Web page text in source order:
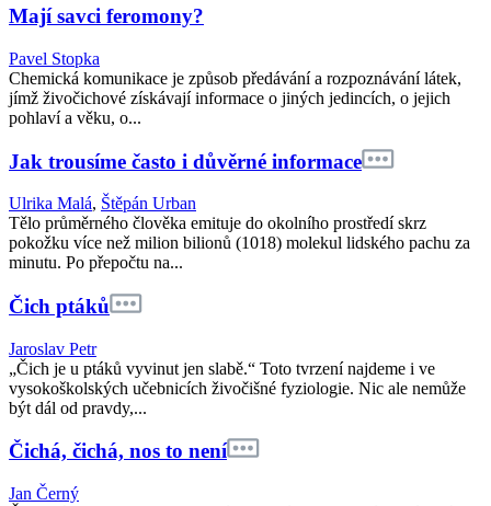
Mají savci feromony?
Pavel Stopka
Chemická komunikace je způsob předávání a rozpoznávání látek,
jímž živočichové získávají informace o jiných jedincích, o jejich
pohlaví a věku, o...
Jak trousíme často i důvěrné informace
Ulrika Malá, Štěpán Urban
Tělo průměrného člověka emituje do okolního prostředí skrz
pokožku více než milion bilionů (1018) molekul lidského pachu za
minutu. Po přepočtu na...
Čich ptáků
Jaroslav Petr
„Čich je u ptáků vyvinut jen slabě.“ Toto tvrzení najdeme i ve
vysokoškolských učebnicích živočišné fyziologie. Nic ale nemůže
být dál od pravdy,...
Čichá, čichá, nos to není
Jan Černý